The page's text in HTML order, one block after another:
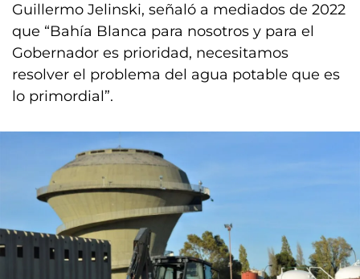
Guillermo Jelinski, señaló a mediados de 2022
que “Bahía Blanca para nosotros y para el
Gobernador es prioridad, necesitamos
resolver el problema del agua potable que es
lo primordial”.